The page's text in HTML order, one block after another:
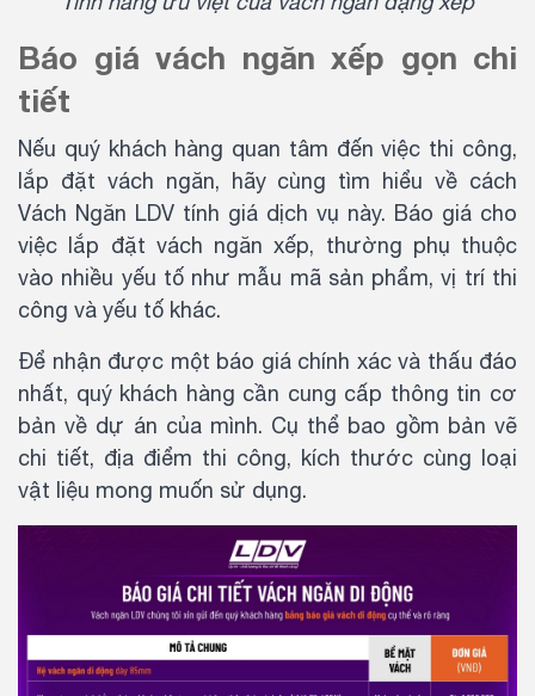
Báo giá vách ngăn xếp gọn chi
tiết
Nếu quý khách hàng quan tâm đến việc thi công,
lắp đặt vách ngăn, hãy cùng tìm hiểu về cách
Vách Ngăn LDV tính giá dịch vụ này. Báo giá cho
việc lắp đặt vách ngăn xếp, thường phụ thuộc
vào nhiều yếu tố như mẫu mã sản phẩm, vị trí thi
công và yếu tố khác.
Để nhận được một báo giá chính xác và thấu đáo
nhất, quý khách hàng cần cung cấp thông tin cơ
bản về dự án của mình. Cụ thể bao gồm bản vẽ
chi tiết, địa điểm thi công, kích thước cùng loại
vật liệu mong muốn sử dụng.